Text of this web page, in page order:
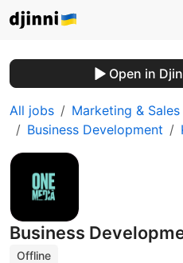
Open in
All jobs Marketing & Sales
Business Development
Business
Offline